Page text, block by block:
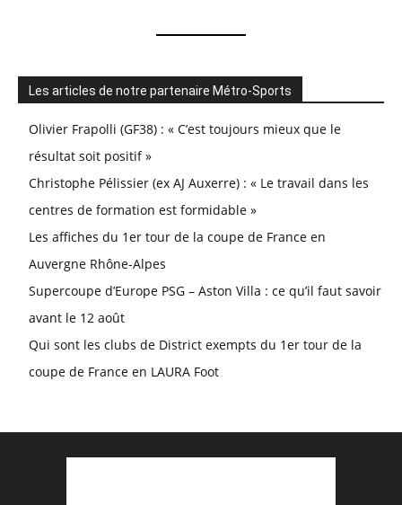
Les articles de notre partenaire Métro-Sports
Olivier Frapolli (GF38) : « C’est toujours mieux que le
résultat soit positif »
Christophe Pélissier (ex AJ Auxerre) : « Le travail dans les
centres de formation est formidable »
Les affiches du 1er tour de la coupe de France en
Auvergne Rhône-Alpes
Supercoupe d’Europe PSG – Aston Villa : ce qu’il faut savoir
avant le 12 août
Qui sont les clubs de District exempts du 1er tour de la
coupe de France en LAURA Foot